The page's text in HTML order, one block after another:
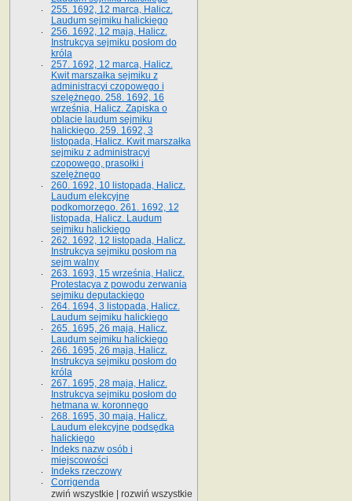
255. 1692, 12 marca, Halicz.
Laudum sejmiku halickiego
256. 1692, 12 maja, Halicz.
Instrukcya sejmiku posłom do
króla
257. 1692, 12 marca, Halicz.
Kwit marszałka sejmiku z
administracyi czopowego i
szelężnego. 258. 1692, 16
września, Halicz. Zapiska o
oblacie laudum sejmiku
halickiego. 259. 1692, 3
listopada, Halicz. Kwit marszałka
sejmiku z administracyi
czopowego, prasołki i
szelężnego
260. 1692, 10 listopada, Halicz.
Laudum elekcyjne
podkomorzego. 261. 1692, 12
listopada, Halicz. Laudum
sejmiku halickiego
262. 1692, 12 listopada, Halicz.
Instrukcya sejmiku posłom na
sejm walny
263. 1693, 15 września, Halicz.
Protestacya z powodu zerwania
sejmiku deputackiego
264. 1694, 3 listopada, Halicz.
Laudum sejmiku halickiego
265. 1695, 26 maja, Halicz.
Laudum sejmiku halickiego
266. 1695, 26 maja, Halicz.
Instrukcya sejmiku posłom do
króla
267. 1695, 28 maja, Halicz.
Instrukcya sejmiku posłom do
hetmana w. koronnego
268. 1695, 30 maja, Halicz.
Laudum elekcyjne podsędka
halickiego
Indeks nazw osób i
miejscowości
Indeks rzeczowy
Corrigenda
zwiń wszystkie
rozwiń wszystkie